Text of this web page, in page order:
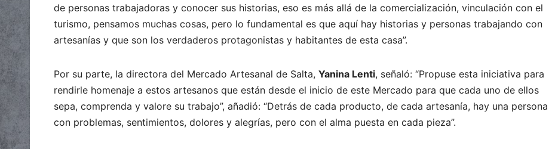
de personas trabajadoras y conocer sus historias, eso es más allá de la comercialización, vinculación con el
turismo, pensamos muchas cosas, pero lo fundamental es que aquí hay historias y personas trabajando con
artesanías y que son los verdaderos protagonistas y habitantes de esta casa”.
Por su parte, la directora del Mercado Artesanal de Salta, Yanina Lenti, señaló: “Propuse esta iniciativa para
rendirle homenaje a estos artesanos que están desde el inicio de este Mercado para que cada uno de ellos
sepa, comprenda y valore su trabajo”, añadió: “Detrás de cada producto, de cada artesanía, hay una persona
con problemas, sentimientos, dolores y alegrías, pero con el alma puesta en cada pieza”.